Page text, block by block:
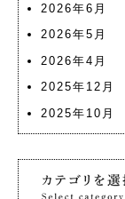
2026年6月
2026年5月
2026年4月
2025年12月
2025年10月